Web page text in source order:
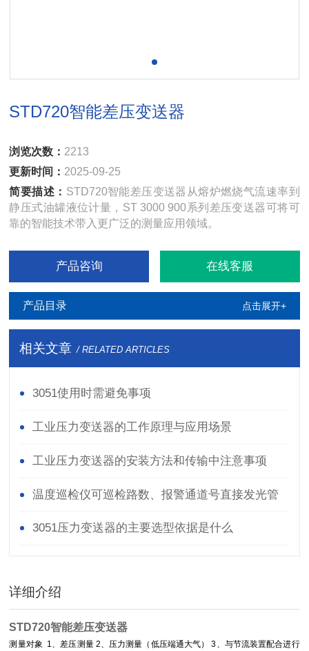
STD720智能差压变送器
浏览次数： 2213
更新时间： 2025-09-25
简要描述： STD720智能差压变送器从熔炉燃烧气流速率到
静压式油罐液位计量，ST 3000 900系列差压变送器可将可
靠的智能技术带入更广泛的测量应用领域。
产品咨询 在线客服
产品目录 点击展开+
相关文章 / RELATED ARTICLES
3051使用时需避免事项
工业压力变送器的工作原理与应用场景
工业压力变送器的安装方法和传输中注意事项
温度巡检仪可巡检路数、报警通道号直接发光管
指示3051压力变送器的主要选型依据是什么
详细介绍
STD720智能差压变送器
测量对象 1、差压测量 2、压力测量（低压端通大气） 3、与节流装置配合进行